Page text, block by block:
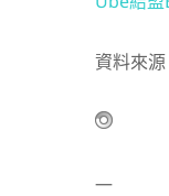
資料來源
—